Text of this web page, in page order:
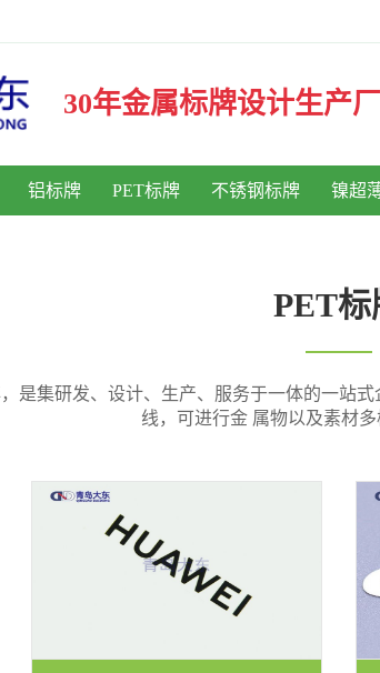
30年金属标牌设计生产
铝标牌 PET标牌 不锈钢标牌 镍超
PET标
是集研发、设计、生产、服务于一体的一站
线，可进行金 属物以及素材多